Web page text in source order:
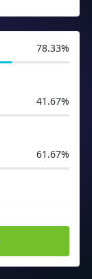
78.33%
41.67%
61.67%